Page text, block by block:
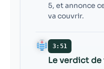
5, et annonce
va couvrir.
3:51
Le verdict